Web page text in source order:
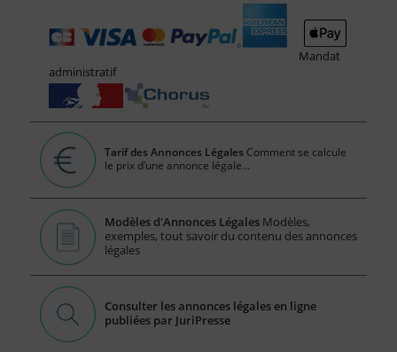
Mandat
administratif
Tarif des Annonces Légales Comment se calcule
le prix d’une annonce légale...
Modèles d'Annonces Légales Modèles,
exemples, tout savoir du contenu des annonces
légales
Consulter les annonces légales en ligne
publiées par JuriPresse